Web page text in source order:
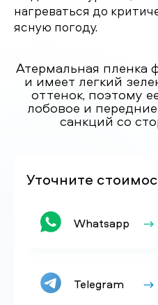
нагреваться до
ясную погоду.
Атермальная пленка
и имеет легкий
оттенок, поэтому
лобовое и
санкций со
Уточните
Whatsapp
Telegram